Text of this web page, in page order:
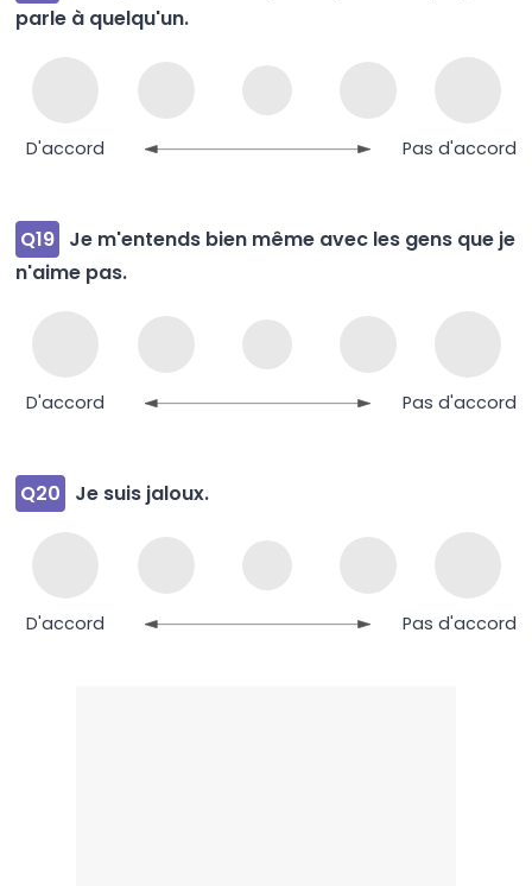
parle à quelqu'un.
D'accord Pas d'accord
Q19 Je m'entends bien même avec les gens que je
n'aime pas.
D'accord Pas d'accord
Q20 Je suis jaloux.
D'accord Pas d'accord